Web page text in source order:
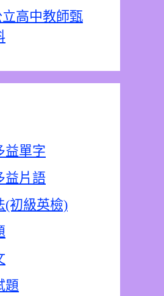
高中教師甄
益單字
益片語
(初級英檢)
題